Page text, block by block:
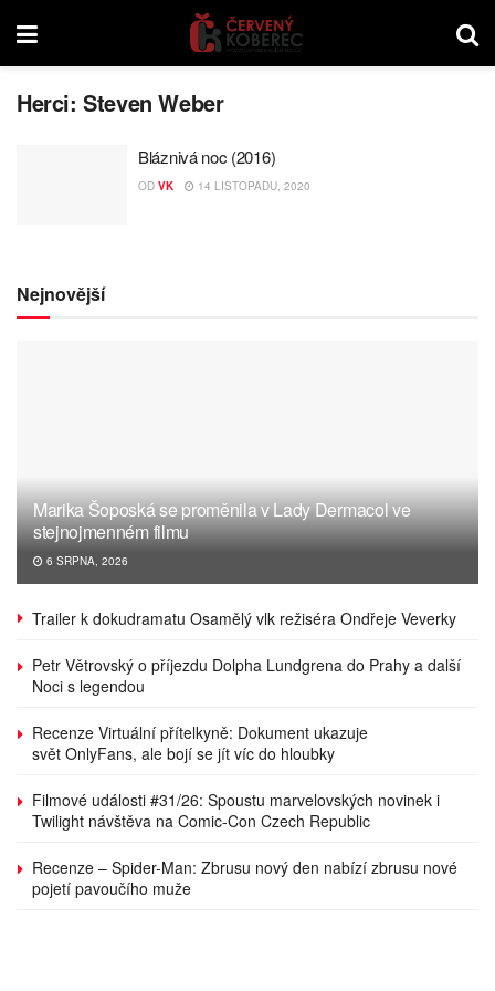
Herci:Steven Weber
Bláznivá noc (2016)
OD VK 14 LISTOPADU, 2020
Nejnovější
Marika Šoposká se proměnila v Lady Dermacol ve
stejnojmenném filmu
6 SRPNA, 2026
Trailer k dokudramatu Osamělý vlk režiséra Ondřeje Veverky
Petr Větrovský o příjezdu Dolpha Lundgrena do Prahy a další
Noci s legendou
Recenze Virtuální přítelkyně: Dokument ukazuje
svět OnlyFans, ale bojí se jít víc do hloubky
Filmové události #31/26: Spoustu marvelovských novinek i
Twilight návštěva na Comic-Con Czech Republic
Recenze – Spider-Man: Zbrusu nový den nabízí zbrusu nové
pojetí pavoučího muže